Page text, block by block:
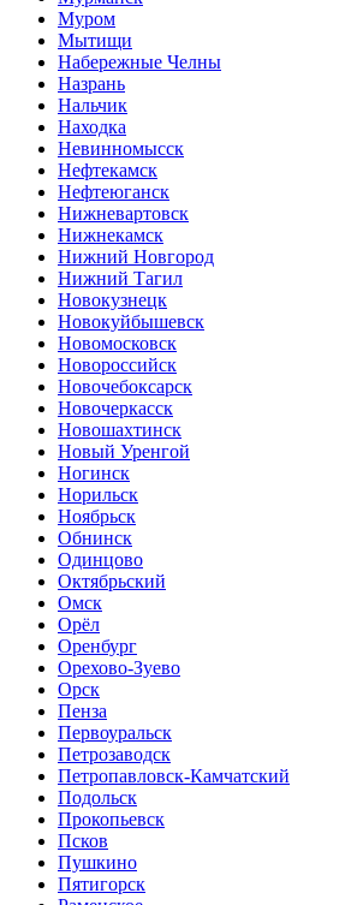
Муром
Мытищи
Набережные Челны
Назрань
Нальчик
Находка
Невинномысск
Нефтекамск
Нефтеюганск
Нижневартовск
Нижнекамск
Нижний Новгород
Нижний Тагил
Новокузнецк
Новокуйбышевск
Новомосковск
Новороссийск
Новочебоксарск
Новочеркасск
Новошахтинск
Новый Уренгой
Ногинск
Норильск
Ноябрьск
Обнинск
Одинцово
Октябрьский
Омск
Орёл
Оренбург
Орехово-Зуево
Орск
Пенза
Первоуральск
Петрозаводск
Петропавловск-Камчатский
Подольск
Прокопьевск
Псков
Пушкино
Пятигорск